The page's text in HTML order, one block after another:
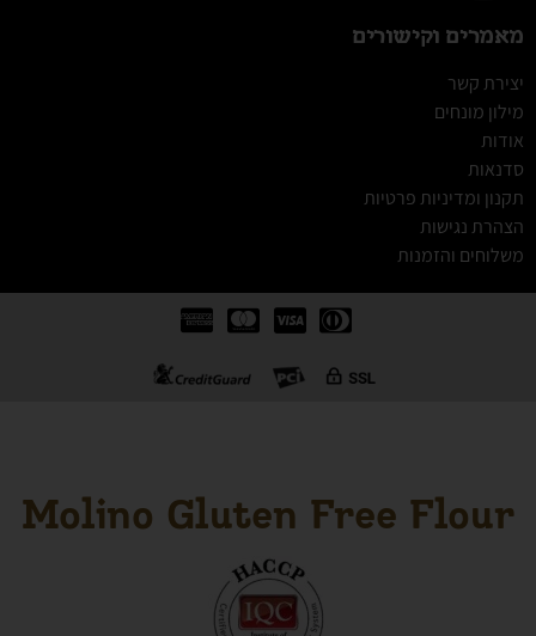
מאמרים וקישורים
יצירת קשר
מילון מונחים
אודות
סדנאות
תקנון ומדיניות פרטיות
הצהרת נגישות
משלוחים והזמנות
Molino Gluten Free Flour